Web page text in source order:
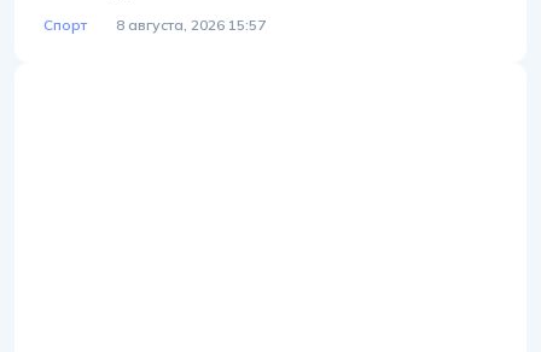
Спорт 8 августа, 2026 15:57